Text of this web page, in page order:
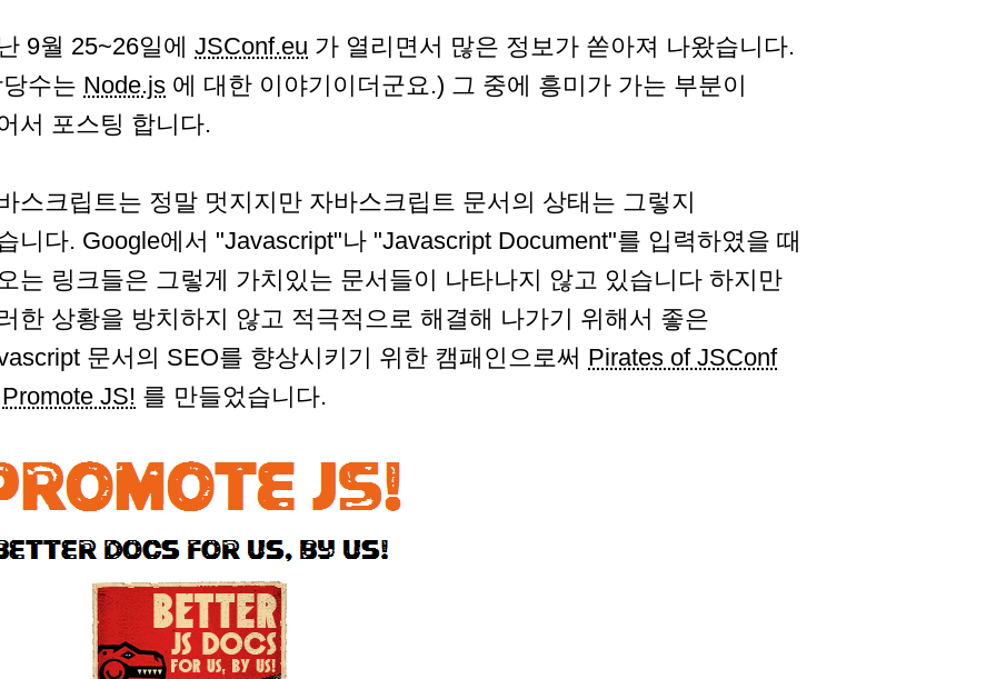
9월 25~26일에 JSConf.eu 가 열리면서 많은 정보가 쏟아져 나왔습니다.
수는 Node.js 에 대한 이야기이더군요.) 그 중에 흥미가 가는 부분이
서 포스팅 합니다.
스크립트는 정말 멋지지만 자바스크립트 문서의 상태는 그렇지
니다. Google에서 "Javascript"나 "Javascript Document"를 입력하였을 때
는 링크들은 그렇게 가치있는 문서들이 나타나지 않고 있습니다 하지만
한 상황을 방치하지 않고 적극적으로 해결해 나가기 위해서 좋은
문서의 SEO를 향상시키기 위한 캠패인으로써 Pirates of JSConf
Promote JS! 를 만들었습니다.